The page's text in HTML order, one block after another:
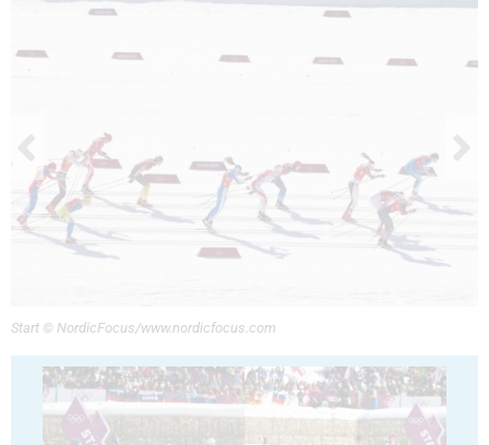
Start © NordicFocus/www.nordicfocus.com